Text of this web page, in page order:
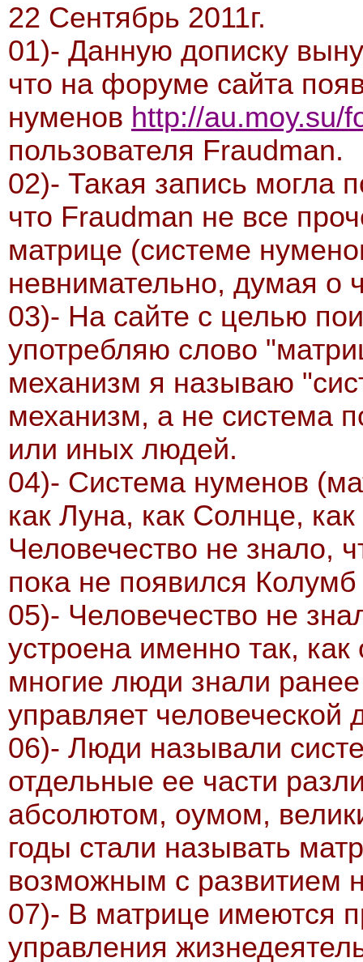
22 Сентябрь 2011г.
01)- Данную дописку
что на форуме сайта
нуменов http://au.moy.su/
пользователя Fraudman.
02)- Такая запись могла
что Fraudman не все
матрице (системе
невнимательно, думая о
03)- На сайте с целью
употребляю слово
механизм я называю
механизм, а не система
или иных людей.
04)- Система нуменов
как Луна, как Солнце,
Человечество не знало,
пока не появился
05)- Человечество не
устроена именно так,
многие люди знали
управляет человеческой
06)- Люди называли
отдельные ее части
абсолютом, оумом,
годы стали называть
возможным с развитием
07)- В матрице имеются
управления